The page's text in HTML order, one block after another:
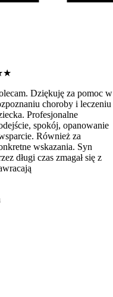
★
Dziękuję za pomoc w
choroby i leczeniu
Profesjonalne
spokój, opanowanie
Również za
wskazania. Syn
długi czas zmagał się z